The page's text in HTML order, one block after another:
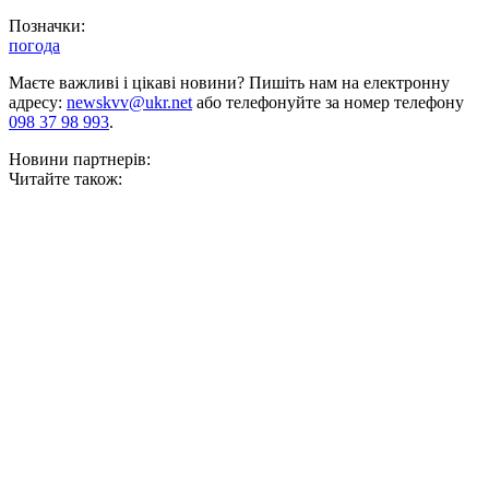
Позначки:
погода
Маєте важливі і цікаві новини? Пишіть нам на електронну
адресу: newskvv@ukr.netабо телефонуйте за номер телефону
098 37 98 993.
Новини партнерів:
Читайте також: